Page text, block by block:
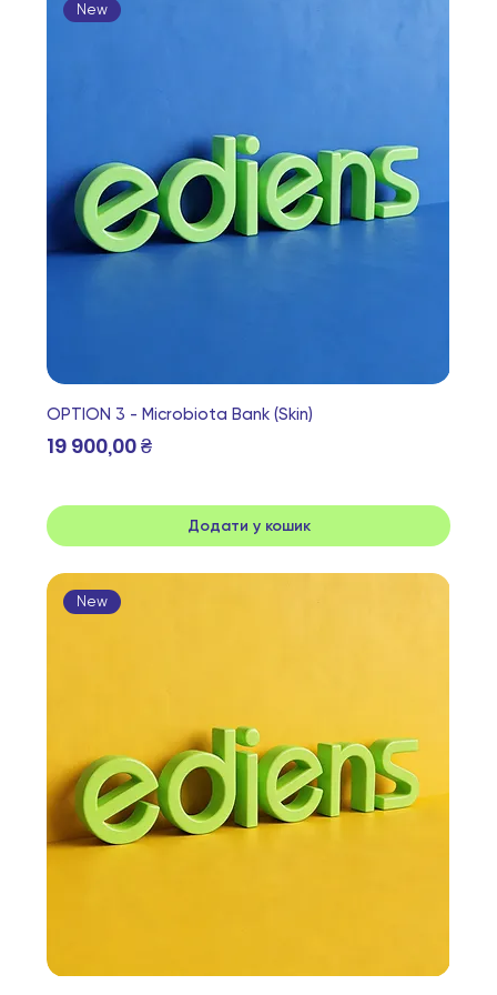
New
OPTION 3 - Microbiota Bank (Skin)
Ціна
19 900,00 ₴
Додати у кошик
New